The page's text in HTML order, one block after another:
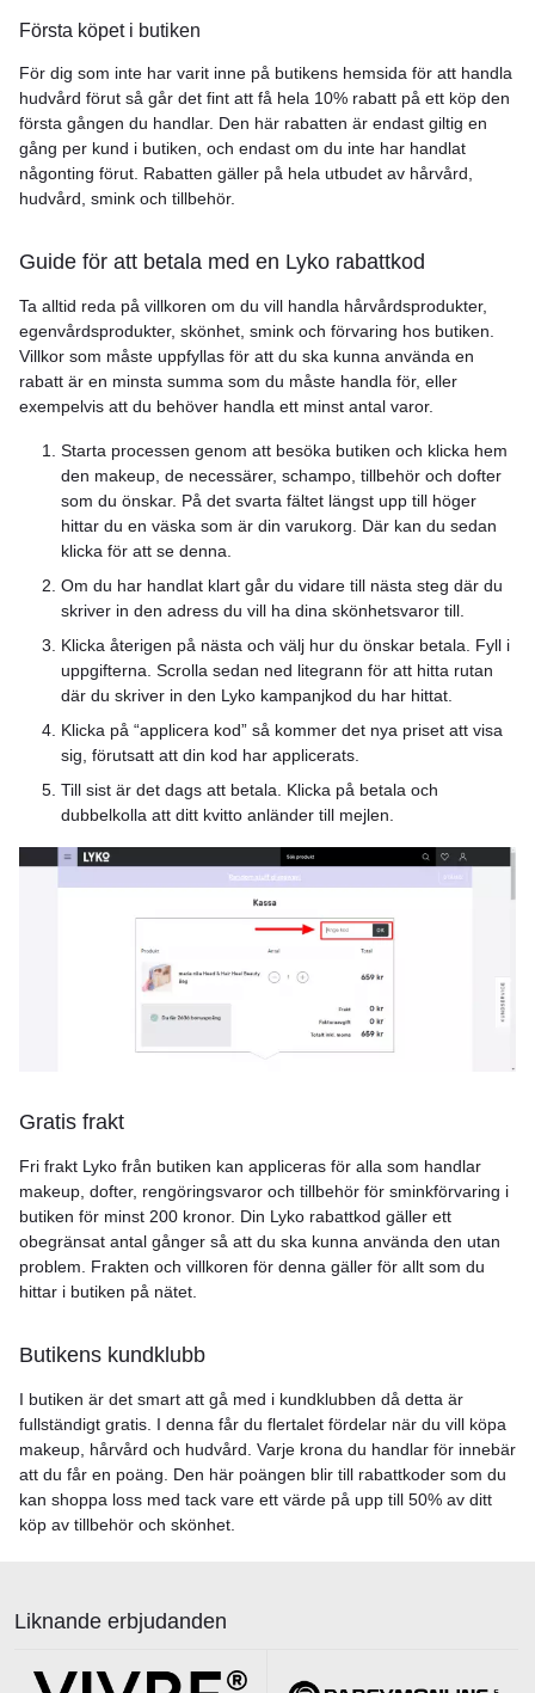
Första köpet i butiken
För dig som inte har varit inne på butikens hemsida för att handla
hudvård förut så går det fint att få hela 10% rabatt på ett köp den
första gången du handlar. Den här rabatten är endast giltig en
gång per kund i butiken, och endast om du inte har handlat
någonting förut. Rabatten gäller på hela utbudet av hårvård,
hudvård, smink och tillbehör.
Guide för att betala med en Lyko rabattkod
Ta alltid reda på villkoren om du vill handla hårvårdsprodukter,
egenvårdsprodukter, skönhet, smink och förvaring hos butiken.
Villkor som måste uppfyllas för att du ska kunna använda en
rabatt är en minsta summa som du måste handla för, eller
exempelvis att du behöver handla ett minst antal varor.
Starta processen genom att besöka butiken och klicka hem
den makeup, de necessärer, schampo, tillbehör och dofter
som du önskar. På det svarta fältet längst upp till höger
hittar du en väska som är din varukorg. Där kan du sedan
klicka för att se denna.
Om du har handlat klart går du vidare till nästa steg där du
skriver in den adress du vill ha dina skönhetsvaror till.
Klicka återigen på nästa och välj hur du önskar betala. Fyll i
uppgifterna. Scrolla sedan ned litegrann för att hitta rutan
där du skriver in den Lyko kampanjkod du har hittat.
Klicka på “applicera kod” så kommer det nya priset att visa
sig, förutsatt att din kod har applicerats.
Till sist är det dags att betala. Klicka på betala och
dubbelkolla att ditt kvitto anländer till mejlen.
Gratis frakt
Fri frakt Lyko från butiken kan appliceras för alla som handlar
makeup, dofter, rengöringsvaror och tillbehör för sminkförvaring i
butiken för minst 200 kronor. Din Lyko rabattkod gäller ett
obegränsat antal gånger så att du ska kunna använda den utan
problem. Frakten och villkoren för denna gäller för allt som du
hittar i butiken på nätet.
Butikens kundklubb
I butiken är det smart att gå med i kundklubben då detta är
fullständigt gratis. I denna får du flertalet fördelar när du vill köpa
makeup, hårvård och hudvård. Varje krona du handlar för innebär
att du får en poäng. Den här poängen blir till rabattkoder som du
kan shoppa loss med tack vare ett värde på upp till 50% av ditt
köp av tillbehör och skönhet.
Liknande erbjudanden